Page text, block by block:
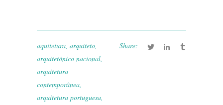
aquitetura, arquiteto,
arquitetónico nacional,
arquitetura
contemporânea,
arquitetura portuguesa,
Share: